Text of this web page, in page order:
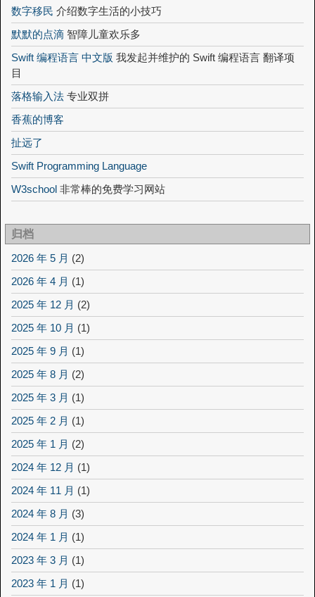
数字移民 介绍数字生活的小技巧
默默的点滴 智障儿童欢乐多
Swift 编程语言 中文版 我发起并维护的 Swift 编程语言 翻译项
目
落格输入法 专业双拼
香蕉的博客
扯远了
Swift Programming Language
W3school 非常棒的免费学习网站
归档
2026 年 5 月 (2)
2026 年 4 月 (1)
2025 年 12 月 (2)
2025 年 10 月 (1)
2025 年 9 月 (1)
2025 年 8 月 (2)
2025 年 3 月 (1)
2025 年 2 月 (1)
2025 年 1 月 (2)
2024 年 12 月 (1)
2024 年 11 月 (1)
2024 年 8 月 (3)
2024 年 1 月 (1)
2023 年 3 月 (1)
2023 年 1 月 (1)